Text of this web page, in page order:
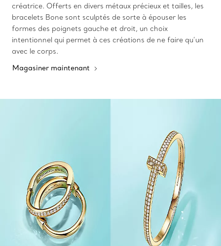
créatrice. Offerts en divers métaux précieux et tailles, les
bracelets Bone sont sculptés de sorte à épouser les
formes des poignets gauche et droit, un choix
intentionnel qui permet à ces créations de ne faire qu’un
avec le corps.
Magasiner maintenant